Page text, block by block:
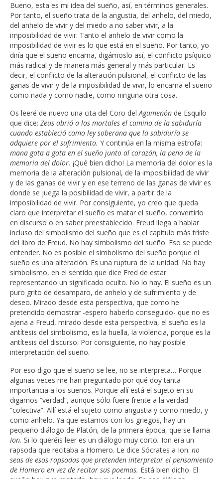
Bueno, esta es mi idea del sueño, así, en términos generales.
Por tanto, el sueño trata de la angustia, del anhelo, del miedo,
del anhelo de vivir y del miedo a no saber vivir, a la
imposibilidad de vivir. Tanto el anhelo de vivir como la
imposibilidad de vivir es lo que está en el sueño. Por tanto, yo
diría que el sueño encarna, digámoslo así, el conflicto psíquico
más radical y de manera más general y más particular. Es
decir, el conflicto de la alteración pulsional, el conflicto de las
ganas de vivir y de la imposibilidad de vivir, lo encarna el sueño
como nada y como nadie, como ninguna otra cosa.
Os leeré de nuevo una cita del Coro delAgamenón de Esquilo
que dice: Zeus abrió a los mortales el camino de la sabiduría
cuando estableció como ley soberana que la sabiduría se
adquiere por el sufrimiento. Y continúa en la misma estrofa:
mana gota a gota en el sueño junto al corazón, la pena de la
memoria del dolor. ¡Qué bien dicho! La memoria del dolor es la
memoria de la alteración pulsional, de la imposibilidad de vivir
y de las ganas de vivir y en ese terreno de las ganas de vivir es
donde se juega la posibilidad de vivir, a partir de la
imposibilidad de vivir. Por consiguiente, yo creo que queda
claro que interpretar el sueño es matar el sueño, convertirlo
en discurso o en saber preestablecido. Freud llega a hablar
incluso del simbolismo del sueño que es el capítulo más triste
del libro de Freud. No hay simbolismo del sueño. Eso se puede
entender. No es posible el simbolismo del sueño porque el
sueño es una alteración. Es una ruptura de la unidad. No hay
simbolismo, en el sentido que dice Fred de estar
representando un significado oculto. No lo hay. El sueño es un
puro grito de desamparo, de anhelo y de sufrimiento y de
deseo. Mirado desde esta perspectiva, que como he
pretendido demostrar -espero haberlo conseguido- que no es
ajena a Freud, mirado desde esta perspectiva, el sueño es la
antítesis del simbolismo, es la huella, la violencia, porque es la
antítesis del discurso. Por consiguiente, no hay posible
interpretación del sueño.
Por eso digo que el sueño se lee, no se interpreta… Porque
algunas veces me han preguntado por qué doy tanta
importancia a los sueños. Porque allí está el sujeto en su
digamos “verdad”, aunque sólo fuere frente a la verdad
“colectiva”. Allí está el sujeto como angustia y como miedo, y
como anhelo. Ya que estamos con los griegos, hay un
pequeño diálogo de Platón, de la primera época, que se llama
Ion. Si lo queréis leer es un diálogo muy corto. Ion era un
rapsoda que recitaba a Homero. Le dice Sócrates a Ion: no
seas de esos rapsodas que pretenden interpretar el pensamiento
de Homero en vez de recitar sus poemas. Está bien dicho. El